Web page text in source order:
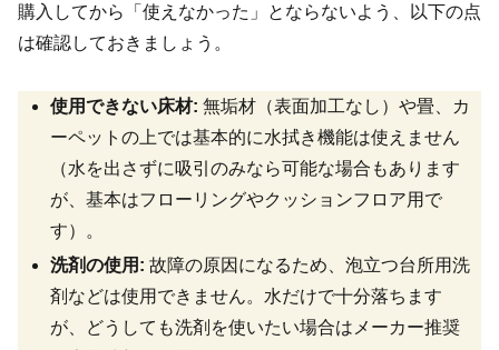
購入してから「使えなかった」とならないよう、以下の点
は確認しておきましょう。
使用できない床材: 無垢材（表面加工なし）や畳、カ
ーペットの上では基本的に水拭き機能は使えません
（水を出さずに吸引のみなら可能な場合もあります
が、基本はフローリングやクッションフロア用で
す）。
洗剤の使用: 故障の原因になるため、泡立つ台所用洗
剤などは使用できません。水だけで十分落ちます
が、どうしても洗剤を使いたい場合はメーカー推奨